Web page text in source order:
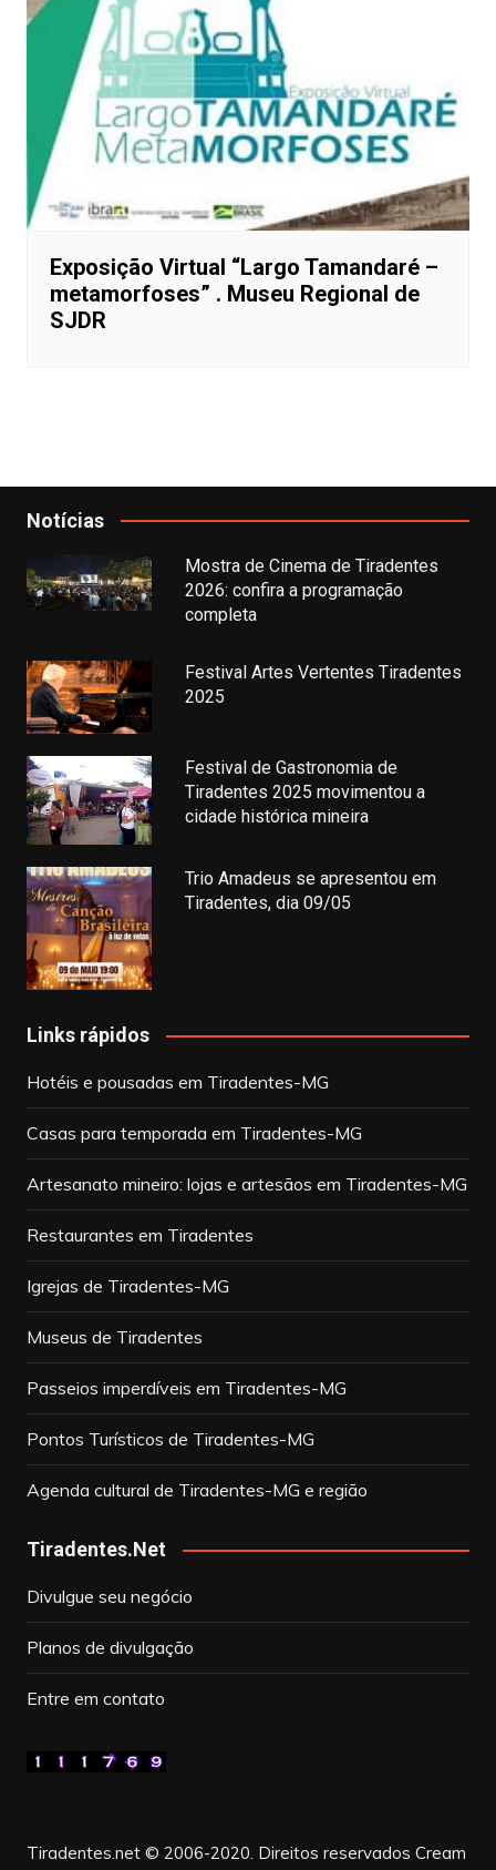
Exposição Virtual “Largo Tamandaré –
metamorfoses” . Museu Regional de
SJDR
Notícias
Mostra de Cinema de Tiradentes
2026: confira a programação
completa
Festival Artes Vertentes Tiradentes
2025
Festival de Gastronomia de
Tiradentes 2025 movimentou a
cidade histórica mineira
Trio Amadeus se apresentou em
Tiradentes, dia 09/05
Links rápidos
Hotéis e pousadas em Tiradentes-MG
Casas para temporada em Tiradentes-MG
Artesanato mineiro: lojas e artesãos em Tiradentes-MG
Restaurantes em Tiradentes
Igrejas de Tiradentes-MG
Museus de Tiradentes
Passeios imperdíveis em Tiradentes-MG
Pontos Turísticos de Tiradentes-MG
Agenda cultural de Tiradentes-MG e região
Tiradentes.Net
Divulgue seu negócio
Planos de divulgação
Entre em contato
Tiradentes.net © 2006-2020. Direitos reservados Cream